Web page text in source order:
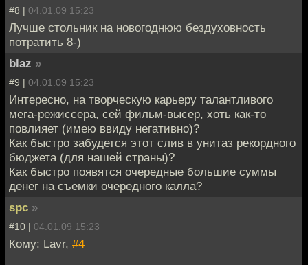
#8 | 04.01.09 15:23
Лучше стольник на новогоднюю бездуховность
потратить 8-)
blaz »
#9 | 04.01.09 15:23
Интересно, на творческую карьеру талантливого
мега-режиссера, сей фильм-высер, хоть как-то
повлияет (имею ввиду негативно)?
Как быстро забудется этот слив в унитаз рекордного
бюджета (для нашей страны)?
Как быстро появятся очередные большие суммы
денег на съемки очередного калла?
spc »
#10 | 04.01.09 15:23
Кому: Lavr, #4